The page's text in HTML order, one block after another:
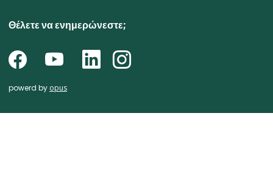
Θέλετε να ενημερώνεστε;
powerd by opus